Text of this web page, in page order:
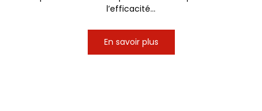
l’efficacité...
En savoir plus